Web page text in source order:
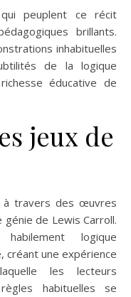
qui peuplent ce récit
brillants.
inhabituelles
de la logique
éducative de
jeux de
à travers des œuvres
de Lewis Carroll.
logique
créant une expérience
les lecteurs
habituelles se